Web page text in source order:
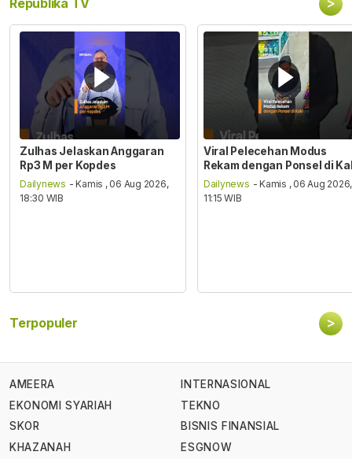
Republika TV
Zulhas Jelaskan Anggaran
Rp3 M per Kopdes
Dailynews - Kamis , 06 Aug 2026,
18:30 WIB
Viral Pelecehan Modus
Rekam dengan Ponsel di
Dailynews - Kamis , 06 Aug 2026,
11:15 WIB
Terpopuler >
AMEERA
EKONOMI SYARIAH
SKOR
KHAZANAH
INTERNASIONAL
TEKNO
BISNIS FINANSIAL
ESGNOW